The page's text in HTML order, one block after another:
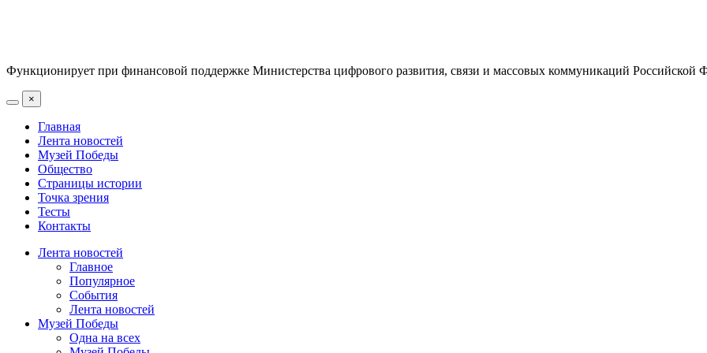
Функционирует при финансовой поддержке Министерства цифрового развития, связи и массовых коммуникаций Российской
×
Главная
Лента новостей
Музей Победы
Общество
Страницы истории
Точка зрения
Тесты
Контакты
Лента новостей
Главное
Популярное
События
Лента новостей
Музей Победы
Одна на всех